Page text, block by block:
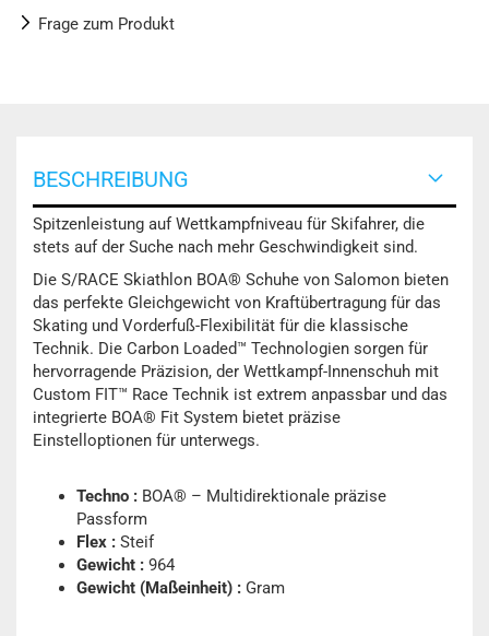
Frage zum Produkt
BESCHREIBUNG
Spitzenleistung auf Wettkampfniveau für Skifahrer, die
stets auf der Suche nach mehr Geschwindigkeit sind.
Die S/RACE Skiathlon BOA® Schuhe von Salomon bieten
das perfekte Gleichgewicht von Kraftübertragung für das
Skating und Vorderfuß-Flexibilität für die klassische
Technik. Die Carbon Loaded™ Technologien sorgen für
hervorragende Präzision, der Wettkampf-Innenschuh mit
Custom FIT™ Race Technik ist extrem anpassbar und das
integrierte BOA® Fit System bietet präzise
Einstelloptionen für unterwegs.
Techno : BOA® – Multidirektionale präzise
Passform
Flex : Steif
Gewicht : 964
Gewicht (Maßeinheit) : Gram